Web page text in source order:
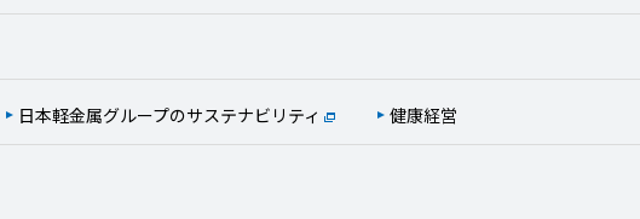
日本軽金属グループのサステナビリティ 健康経営